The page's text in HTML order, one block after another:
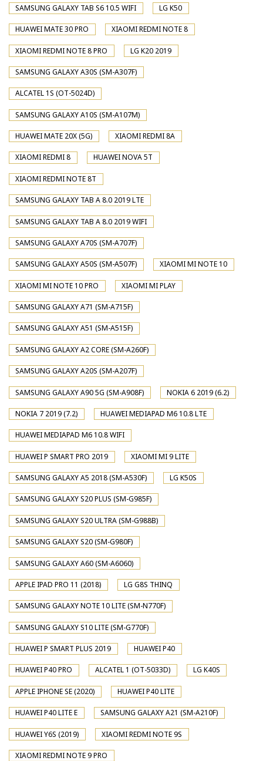
SAMSUNG GALAXY TAB S6 10.5 WIFI LG K50
HUAWEI MATE 30 PRO XIAOMI REDMI NOTE 8
XIAOMI REDMI NOTE 8 PRO LG K20 2019
SAMSUNG GALAXY A30S (SM-A307F)
ALCATEL 1S (OT-5024D)
SAMSUNG GALAXY A10S (SM-A107M)
HUAWEI MATE 20X (5G) XIAOMI REDMI 8A
XIAOMI REDMI 8 HUAWEI NOVA 5T
XIAOMI REDMI NOTE 8T
SAMSUNG GALAXY TAB A 8.0 2019 LTE
SAMSUNG GALAXY TAB A 8.0 2019 WIFI
SAMSUNG GALAXY A70S (SM-A707F)
SAMSUNG GALAXY A50S (SM-A507F) XIAOMI MI NOTE 10
XIAOMI MI NOTE 10 PRO XIAOMI MI PLAY
SAMSUNG GALAXY A71 (SM-A715F)
SAMSUNG GALAXY A51 (SM-A515F)
SAMSUNG GALAXY A2 CORE (SM-A260F)
SAMSUNG GALAXY A20S (SM-A207F)
SAMSUNG GALAXY A90 5G (SM-A908F) NOKIA 6 2019 (6.2)
NOKIA 7 2019 (7.2) HUAWEI MEDIAPAD M6 10.8 LTE
HUAWEI MEDIAPAD M6 10.8 WIFI
HUAWEI P SMART PRO 2019 XIAOMI MI 9 LITE
SAMSUNG GALAXY A5 2018 (SM-A530F) LG K50S
SAMSUNG GALAXY S20 PLUS (SM-G985F)
SAMSUNG GALAXY S20 ULTRA (SM-G988B)
SAMSUNG GALAXY S20 (SM-G980F)
SAMSUNG GALAXY A60 (SM-A6060)
APPLE IPAD PRO 11 (2018) LG G8S THINQ
SAMSUNG GALAXY NOTE 10 LITE (SM-N770F)
SAMSUNG GALAXY S10 LITE (SM-G770F)
HUAWEI P SMART PLUS 2019 HUAWEI P40
HUAWEI P40 PRO ALCATEL 1 (OT-5033D) LG K40S
APPLE IPHONE SE (2020) HUAWEI P40 LITE
HUAWEI P40 LITE E SAMSUNG GALAXY A21 (SM-A210F)
HUAWEI Y6S (2019) XIAOMI REDMI NOTE 9S
XIAOMI REDMI NOTE 9 PRO